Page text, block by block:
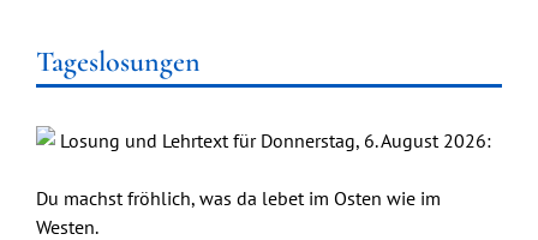
Tageslosungen
Losung und Lehrtext für Donnerstag, 6. August 2026:
Du machst fröhlich, was da lebet im Osten wie im
Westen.